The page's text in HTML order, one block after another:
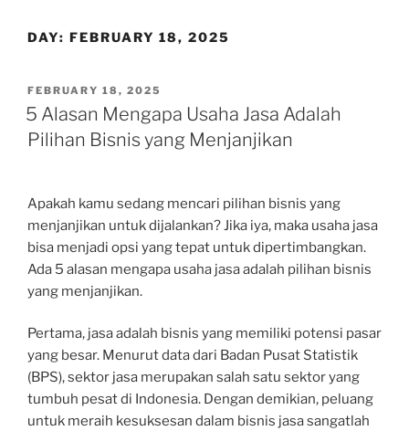
DAY: FEBRUARY 18, 2025
POSTED
ON
FEBRUARY 18, 2025
5 Alasan Mengapa Usaha Jasa Adalah
Pilihan Bisnis yang Menjanjikan
Apakah kamu sedang mencari pilihan bisnis yang
menjanjikan untuk dijalankan? Jika iya, maka usaha jasa
bisa menjadi opsi yang tepat untuk dipertimbangkan.
Ada 5 alasan mengapa usaha jasa adalah pilihan bisnis
yang menjanjikan.
Pertama, jasa adalah bisnis yang memiliki potensi pasar
yang besar. Menurut data dari Badan Pusat Statistik
(BPS), sektor jasa merupakan salah satu sektor yang
tumbuh pesat di Indonesia. Dengan demikian, peluang
untuk meraih kesuksesan dalam bisnis jasa sangatlah